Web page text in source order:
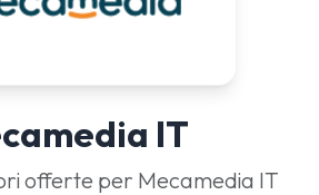
IT
offerte per Mecamedia IT